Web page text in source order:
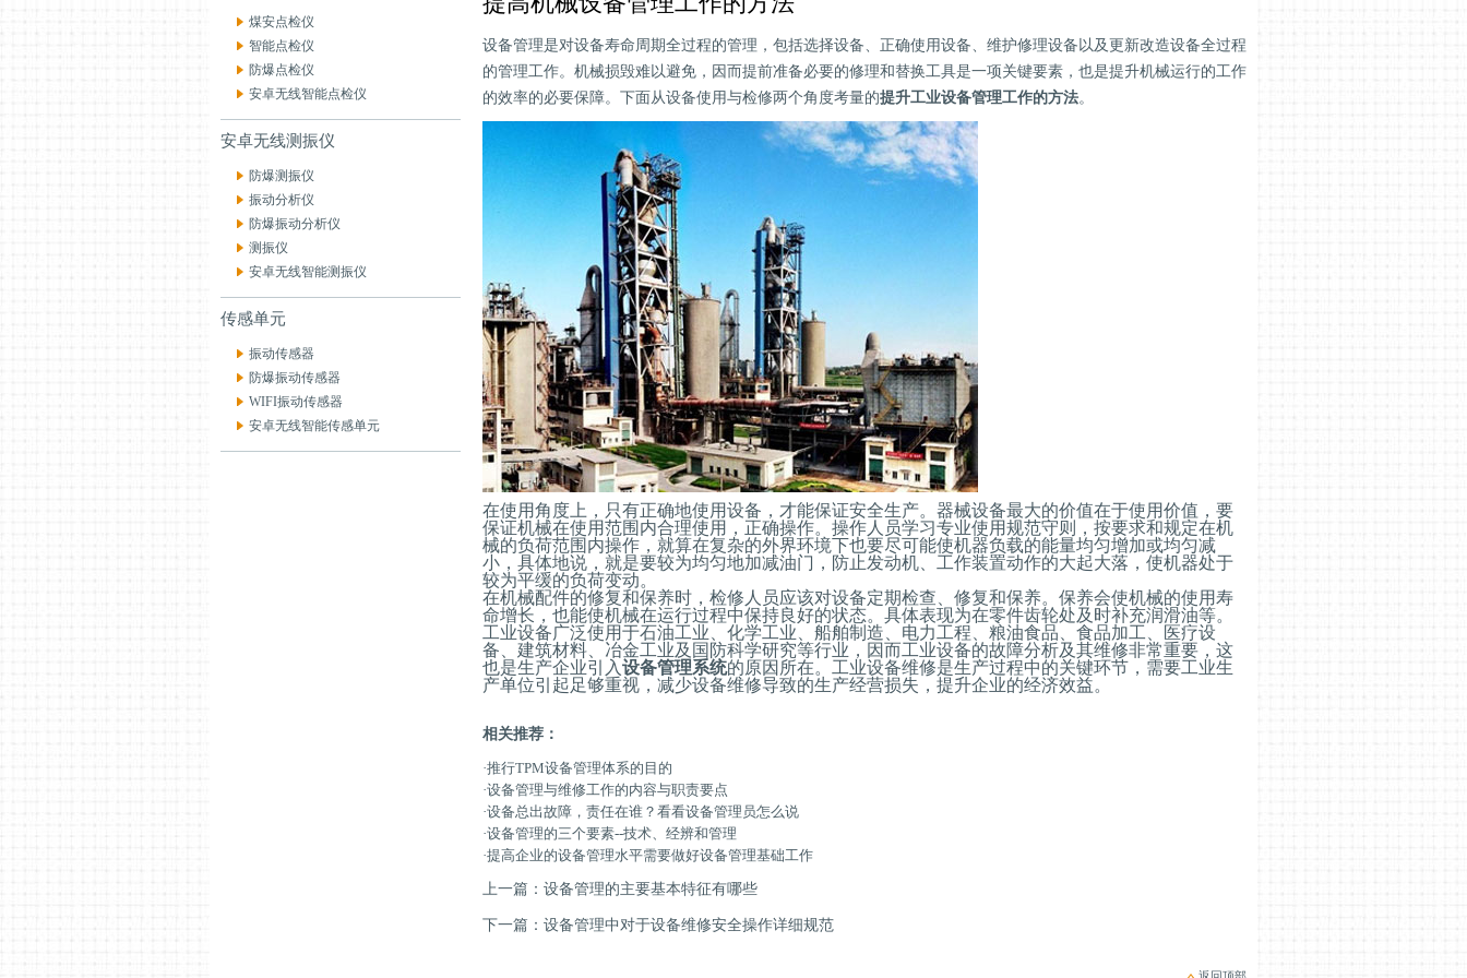
设备管理是对设备寿命周期全过程的管理，包括选择设备、正确使用设备、维护修理设备以及更新改造设备全过程
的管理工作。机械损毁难以避免，因而提前准备必要的修理和替换工具是一项关键要素，也是提升机械运行的工作
的效率的必要保障。下面从设备使用与检修两个角度考量的提升工业设备管理工作的方法。
在使用角度上，只有正确地使用设备，才能保证安全生产。器械设备最大的价值在于使用价值，要
保证机械在使用范围内合理使用，正确操作。操作人员学习专业使用规范守则，按要求和规定在机
械的负荷范围内操作，就算在复杂的外界环境下也要尽可能使机器负载的能量均匀增加或均匀减
小，具体地说，就是要较为均匀地加减油门，防止发动机、工作装置动作的大起大落，使机器处于
较为平缓的负荷变动。
在机械配件的修复和保养时，检修人员应该对设备定期检查、修复和保养。保养会使机械的使用寿
命增长，也能使机械在运行过程中保持良好的状态。具体表现为在零件齿轮处及时补充润滑油等。
工业设备广泛使用于石油工业、化学工业、船舶制造、电力工程、粮油食品、食品加工、医疗设
备、建筑材料、冶金工业及国防科学研究等行业，因而工业设备的故障分析及其维修非常重要，这
也是生产企业引入设备管理系统的原因所在。 工业设备维修是生产过程中的关键环节，需要工业生
产单位引起足够重视，减少设备维修导致的生产经营损失，提升企业的经济效益。
相关推荐：
·推行TPM设备管理体系的目的
·设备管理与维修工作的内容与职责要点
·设备总出故障，责任在谁？看看设备管理员怎么说
·设备管理的三个要素--技术、经辨和管理
·提高企业的设备管理水平需要做好设备管理基础工作
上一篇： 设备管理的主要基本特征有哪些
下一篇： 设备管理中对于设备维修安全操作详细规范
煤安点检仪
智能点检仪
防爆点检仪
安卓无线智能点检仪
安卓无线测振仪
防爆测振仪
振动分析仪
防爆振动分析仪
测振仪
安卓无线智能测振仪
传感单元
振动传感器
防爆振动传感器
WIFI振动传感器
安卓无线智能传感单元